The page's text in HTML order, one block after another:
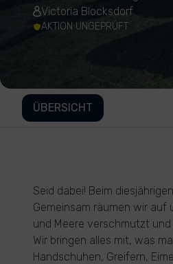
Victoria Blocksdorf
AKTION UNGEPRÜFT
ÜBERSICHT
Seid dabei! Beim
Gemeinsam räumen wir auf
und Meere verschmutzt
Wir bringen alles mit, was
Handschuhen, Greifern,